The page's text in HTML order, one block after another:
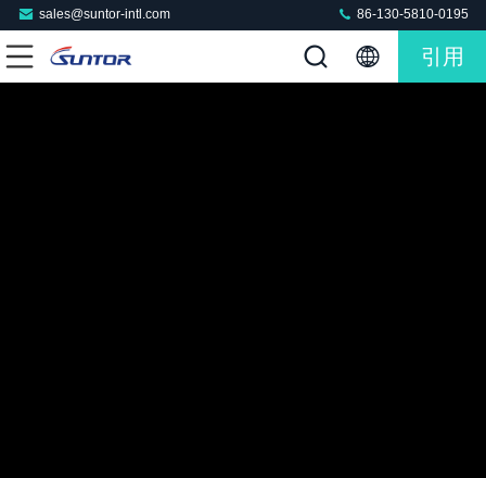
sales@suntor-intl.com 86-130-5810-0195
引用